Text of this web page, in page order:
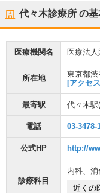
代々木診療所 の基
医療機関名 医療法
所在地
東京都
[アクセ
最寄駅 代々木駅
電話 03-3478-
公式HP http://
診療科目
内科、 消
近くの